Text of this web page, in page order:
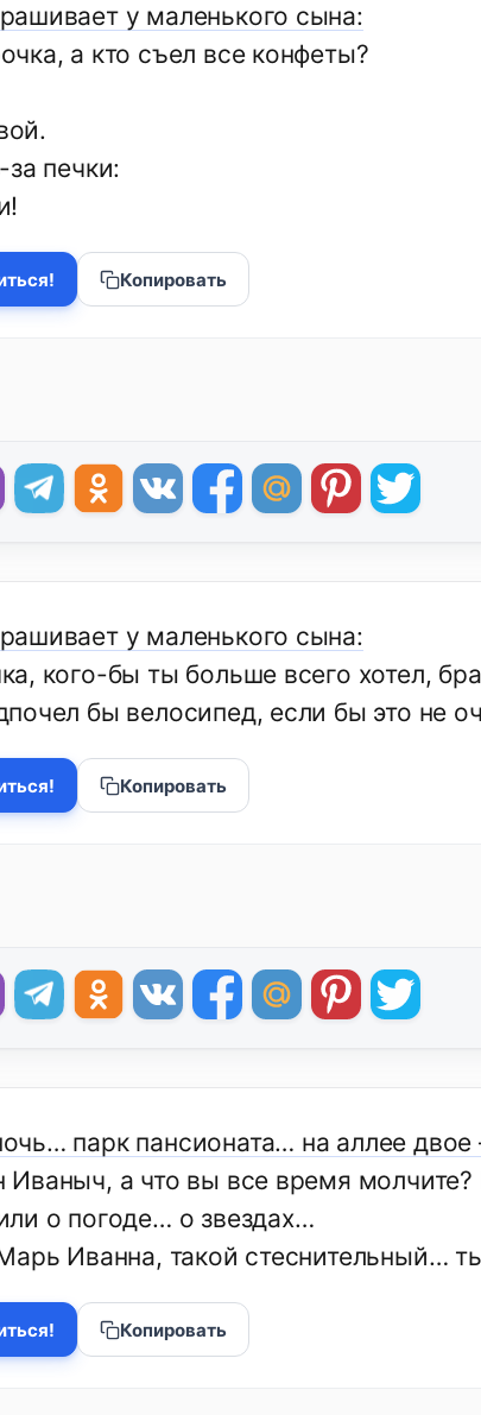
у маленького сына:
а кто съел все конфеты?
за печки:
Копировать
у маленького сына:
кого-бы ты больше всего хотел,
бы велосипед, если бы это не
Копировать
парк пансионата… на аллее
а что вы все время молчите?
о погоде… о звездах…
Иванна, такой стеснительный…
Копировать